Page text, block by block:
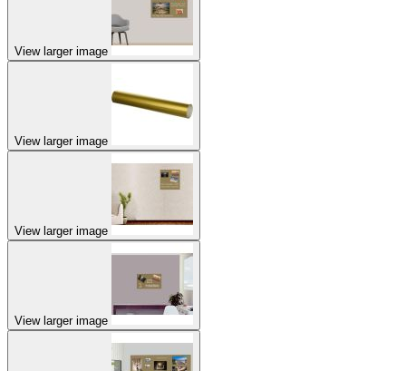
View larger image
View larger image
View larger image
View larger image